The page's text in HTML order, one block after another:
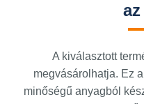
A kiválasztott
megvásárolhatja. Ez
minőségű anyagból